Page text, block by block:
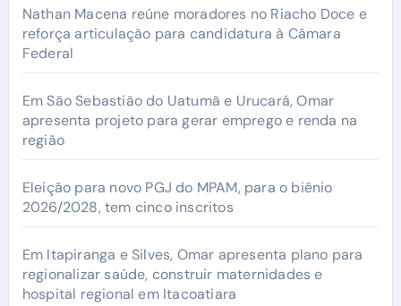
Nathan Macena reúne moradores no Riacho Doce e
reforça articulação para candidatura à Câmara
Federal
Em São Sebastião do Uatumã e Urucará, Omar
apresenta projeto para gerar emprego e renda na
região
Eleição para novo PGJ do MPAM, para o biênio
2026/2028, tem cinco inscritos
Em Itapiranga e Silves, Omar apresenta plano para
regionalizar saúde, construir maternidades e
hospital regional em Itacoatiara